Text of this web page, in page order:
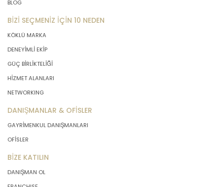
BLOG
BİZİ SEÇMENİZ İÇİN 10 NEDEN
KÖKLÜ MARKA
DENEYİMLİ EKİP
GÜÇ BİRLİKTELİĞİ
HİZMET ALANLARI
NETWORKING
DANIŞMANLAR & OFİSLER
GAYRİMENKUL DANIŞMANLARI
OFİSLER
BİZE KATILIN
DANIŞMAN OL